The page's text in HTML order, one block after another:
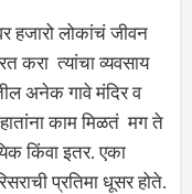
हजारो लोकांचं जीवन
करा त्यांचा व्यवसाय
अनेक गावे मंदिर व
काम मिळतं मग ते
किंवा इतर. एका
प्रतिमा धूसर होते.